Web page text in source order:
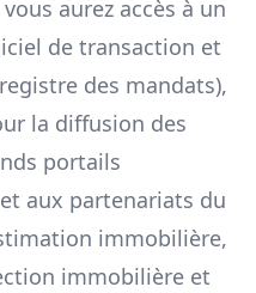
aurez accès à un
de transaction et
des mandats),
la diffusion des
portails
aux partenariats du
immobilière,
immobilière et